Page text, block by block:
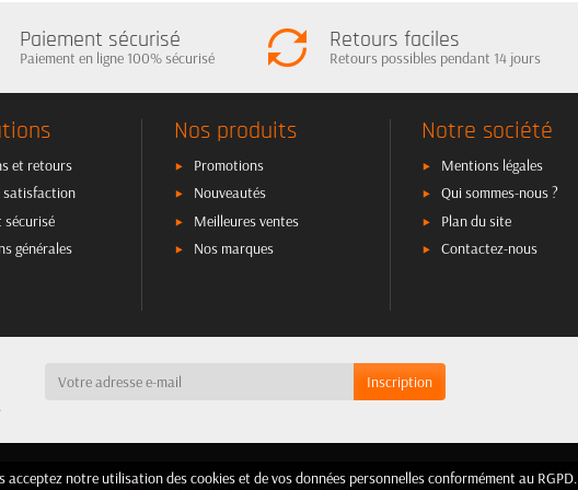
notre utilisation des cookies et de vos données personnelles conformément au RGPD.
Paiement sécurisé
Paiement en ligne 100% sécurisé
Retours faciles
Retours possibles pendant 14 jours
et retours
satisfaction
sécurisé
générales
Nos produits
Promotions
Nouveautés
Meilleures ventes
Nos marques
Notre société
Mentions légales
Qui sommes-nous ?
Plan du site
Contactez-nous
notre utilisation des cookies et de vos données personnelles conformément au RGPD.